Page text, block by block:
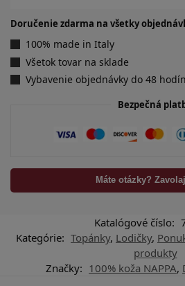
Doručenie zdarma na všetky
100% made in Italy
Všetok tovar na sklade
Vybavenie objednávky do 48 hodín
Bezpečná
Máte otázky?
Katalógové číslo:
Kategórie: Topánky, Lodičky,
produkty
Značky: 100% koža NAPPA,